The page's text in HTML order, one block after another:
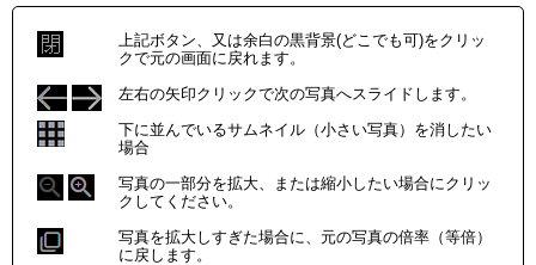
上記ボタン、又は余白の黒背景(どこでも可)をクリッ
クで元の画面に戻れます。
左右の矢印クリックで次の写真へスライドします。
下に並んでいるサムネイル（小さい写真）を消したい
場合
写真の一部分を拡大、または縮小したい場合にクリッ
クしてください。
写真を拡大しすぎた場合に、元の写真の倍率（等倍）
に戻します。